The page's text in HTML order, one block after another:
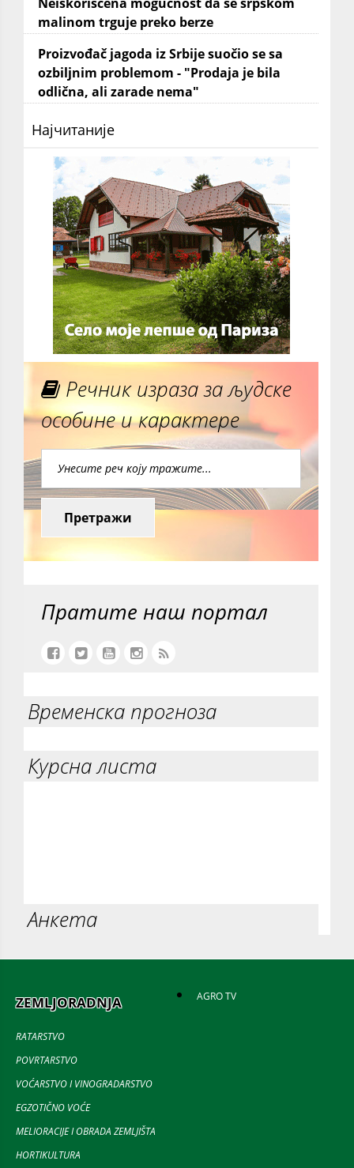
malinom trguje preko berze
Proizvođač jagoda iz Srbije suočio se sa
ozbiljnim problemom - "Prodaja je bila
odlična, ali zarade nema"
Најчитаније
Речник израза за људске
особине и карактере
Претражи
Пратите наш портал
Временска прогноза
Курсна листа
Анкета
ZEMLJORADNJA
RATARSTVO
POVRTARSTVO
VOĆARSTVO I VINOGRADARSTVO
EGZOTIČNO VOĆE
MELIORACIJE I OBRADA ZEMLJIŠTA
HORTIKULTURA
AGRO TV